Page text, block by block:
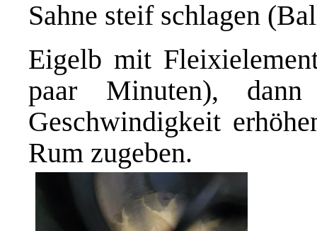
Sahne steif schlagen
Eigelb mit
paar Minuten), dann
Geschwindigkeit
Rum zugeben.